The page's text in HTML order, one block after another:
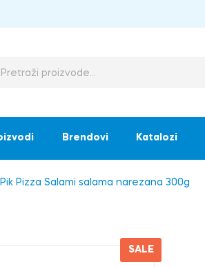
Brendovi Katalozi
Pik Pizza Salami salama narezana 300g
SALE